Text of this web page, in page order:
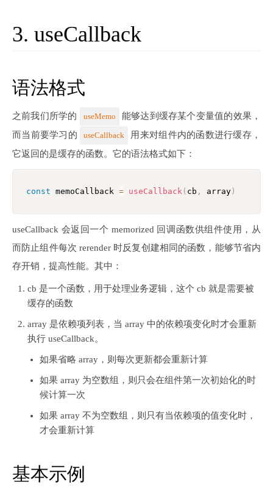
3. useCallback
语法格式
之前我们所学的 useMemo
能够达到缓存某个变量值的效果，
而当前要学习的
useCallback
用来对组件内的函数进行缓存，
它返回的是缓存的函数。它的语法格式如下：
const memoCallback = useCallback( cb , array )
useCallback 会返回一个 memorized 回调函数供组件使用，从
而防止组件每次 rerender 时反复创建相同的函数，能够节省内
存开销，提高性能。其中：
cb 是一个函数，用于处理业务逻辑，这个 cb 就是需要被
缓存的函数
array 是依赖项列表，当 array 中的依赖项变化时才会重新
执行 useCallback。
如果省略 array，则每次更新都会重新计算
如果 array 为空数组，则只会在组件第一次初始化的时
候计算一次
如果 array 不为空数组，则只有当依赖项的值变化时，
才会重新计算
基本示例